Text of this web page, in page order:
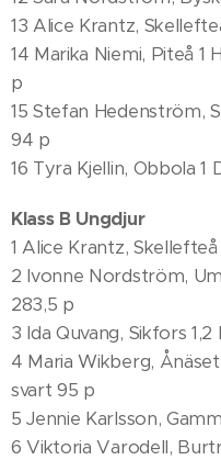
13 Alice Krantz,
14 Marika Niemi, Piteå
p
15 Stefan Hedenström,
94 p
16 Tyra Kjellin, Obbola 1
Klass B Ungdjur
1 Alice Krantz,
2 Ivonne Nordström,
283,5 p
3 Ida Quvang, Sikfors
4 Maria Wikberg,
svart 95 p
5 Jennie Karlsson,
6 Viktoria Varodell,